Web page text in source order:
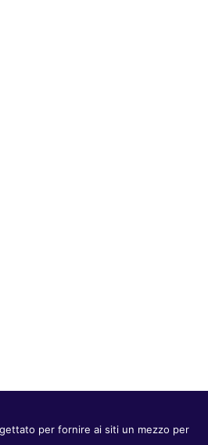
per fornire ai siti un mezzo per